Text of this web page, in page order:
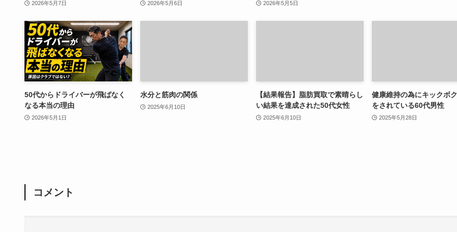
2026年5月7日 2026年5月6日 2026年5月5日
50代からドライバーが飛ばなく
なる本当の理由
2026年5月1日
水分と筋肉の関係
2025年6月10日
【結果報告】脂肪買取で素晴らし
い結果を達成された50代女性
2025年6月10日
健康維持の為にキックボ
をされている60代男性
2025年5月28日
コメント